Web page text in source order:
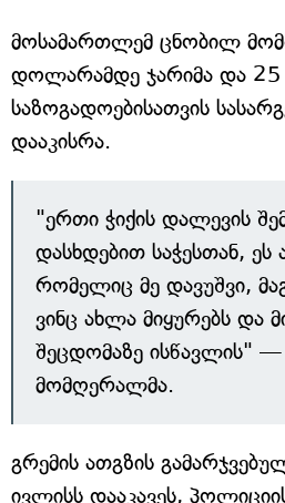
მოსამართლემ ცნობილ
დოლარამდე ჯარიმა და 25
საზოგადოებისათვის
დააკისრა.
"ერთი ჭიქის დალევის
დასხდებით საჭესთან, ეს
რომელიც მე დავუშვი,
ვინც ახლა მიყურებს და
შეცდომაზე ისწავლის" —
მომღერალმა.
გრემის ათგზის
ივლისს დააკავეს,